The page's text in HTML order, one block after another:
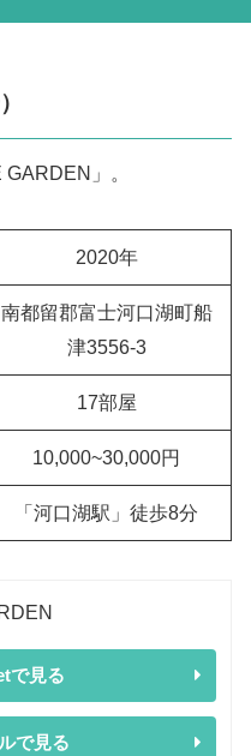
」。
2020年
南都留郡富士河口湖町船
津3556-3
17部屋
10,000~30,000円
「河口湖駅」徒歩8分
で見る
で見る